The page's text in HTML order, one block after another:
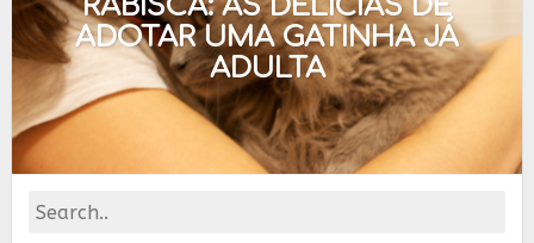
RABISCA: AS DELÍCIAS DE
ADOTAR UMA GATINHA JÁ
ADULTA